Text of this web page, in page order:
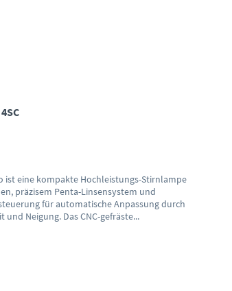
ist eine kompakte Hochleistungs-Stirnlampe
präzisem Penta-Linsensystem und
für automatische Anpassung durch
Neigung. Das CNC-gefräste...